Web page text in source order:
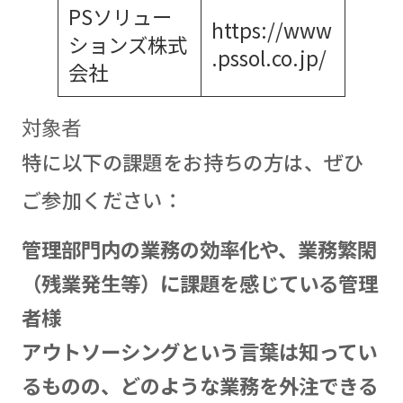
PSソリュー
ションズ株式
会社
https://www
.pssol.co.jp/
対象者
特に以下の課題をお持ちの方は、ぜひ
ご参加ください：
管理部門内の業務の効率化や、業務繁閑
（残業発生等）に課題を感じている管理
者様
アウトソーシングという言葉は知ってい
るものの、どのような業務を外注できる